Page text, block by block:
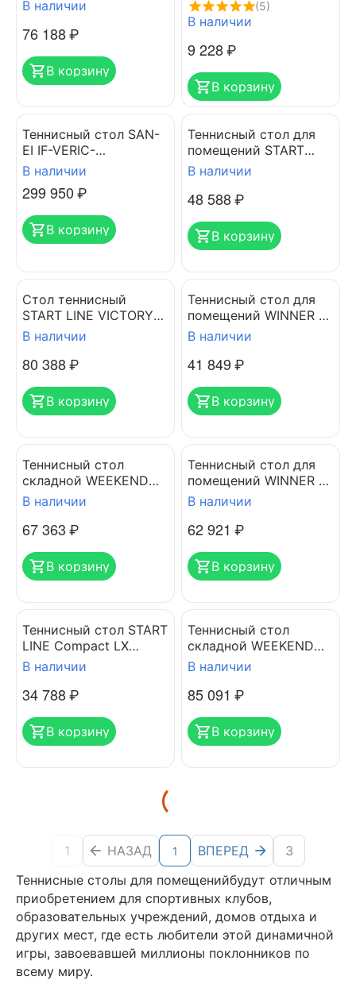
Теннисные столы для помещенийбудут отличным
приобретением для спортивных клубов,
образовательных учреждений, домов отдыха и
других мест, где есть любители этой динамичной
игры, завоевавшей миллионы поклонников по
всему миру.
В наличии
76 188₽
В корзину
(5)
В наличии
9 228₽
В корзину
Теннисный стол SAN-
EI IF-VERIC-
CENTEROLD, ITTF
В наличии
299 950₽
В корзину
Теннисный стол для
помещений START
LINE TRAINING OPTIMA
В наличии
48 588₽
В корзину
Стол теннисный
START LINE VICTORY
INDOOR Синий
В наличии
80 388₽
В корзину
Теннисный стол для
помещений WINNER S-
250 INDOOR 274 х 153
В наличии
41 849₽
В корзину
Теннисный стол
складной WEEKEND
Rasson Premium S-1950
В наличии
67 363₽
В корзину
Теннисный стол для
помещений WINNER S-
300 INDOOR 274 х 153
В наличии
62 921 ₽
В корзину
Теннисный стол START
LINE Compact LX
зеленый
В наличии
34 788₽
В корзину
Теннисный стол
складной WEEKEND
Rasson Premium S-
В наличии
85 091 ₽
В корзину
1 НАЗАД 1 ВПЕРЕД 3